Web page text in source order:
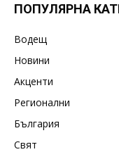
ПОПУЛЯРНА
Водещ
Новини
Акценти
Регионални
България
Свят